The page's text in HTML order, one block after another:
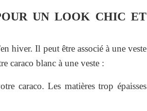
UN LOOK CHIC ET
hiver. Il peut être associé à une veste
caraco blanc à une veste :
caraco. Les matières trop épaisses